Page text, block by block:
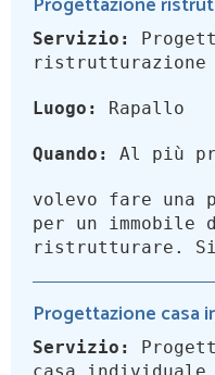
Servizio:
ristrutturazione
Luogo: Rapallo
Quando: Al più
volevo fare una
per un immobile
ristrutturare.
Progettazione casa
Servizio: